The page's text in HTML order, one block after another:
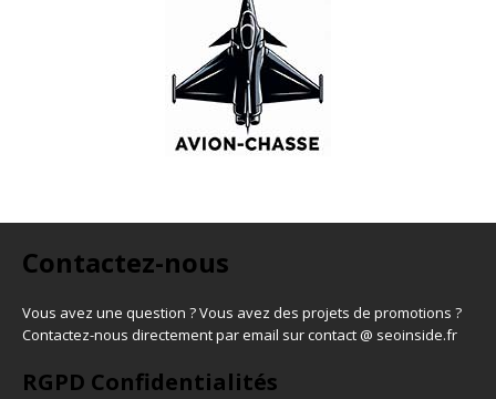
Contactez-nous
Vous avez une question ? Vous avez des projets de promotions ?
Contactez-nous directement par email sur contact @ seoinside.fr
RGPD Confidentialités